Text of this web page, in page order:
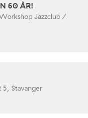
60 ÅR!
Jazzclub /
5, Stavanger